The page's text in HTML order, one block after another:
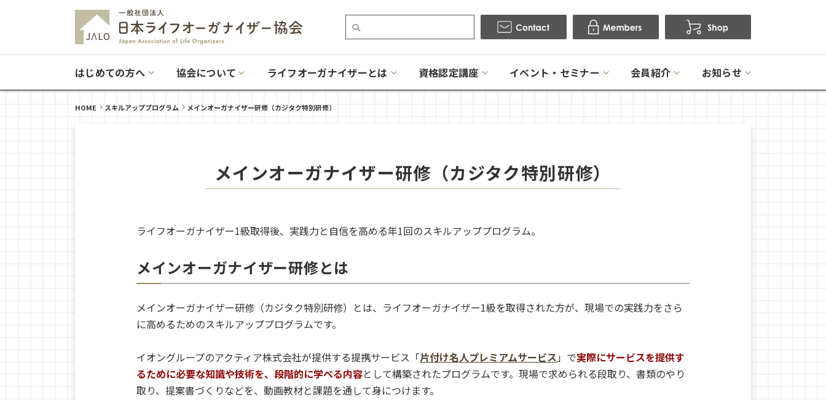
はじめての方へ 協会について ライフオーガナイザーとは 資格認定講座 イベント・セミナー 会員紹介 お知らせ
HOME スキルアッププログラム メインオーガナイザー研修（カジタク特別研修）
メインオーガナイザー研修（カジタク特別研修）
ライフオーガナイザー1級取得後、実践力と自信を高める年1回のスキルアッププログラム。
メインオーガナイザー研修とは
メインオーガナイザー研修（カジタク特別研修）とは、ライフオーガナイザー1級を取得された方が、現場での実践力をさら
に高めるためのスキルアッププログラムです。
イオングループのアクティア株式会社が提供する提携サービス「片付け名人プレミアムサービス 」で実際にサービスを提供す
るために必要な知識や技術を、段階的に学べる内容として構築されたプログラムです。現場で求められる段取り、書類のやり
取り、提案書づくりなどを、動画教材と課題を通して身につけます。